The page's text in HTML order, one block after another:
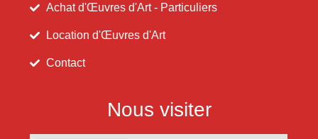
Achat d'Œuvres d'Art - Particuliers
Location d'Œuvres d'Art
Contact
Nous visiter